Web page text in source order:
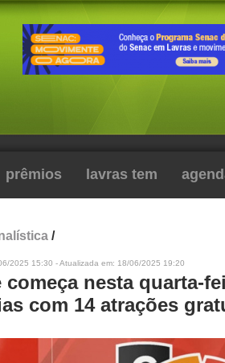
prêmios lavras tem
/
2025 15:30 - Atualizada em: 18/06/2025 19:20
começa nesta quarta-
com 14 atrações